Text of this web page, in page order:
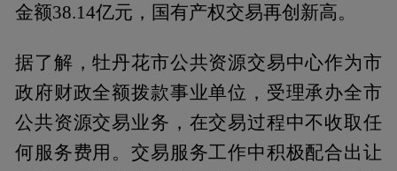
金额38.14亿元，国有产权交易再创新高。
据了解，牡丹花市公共资源交易中心作为市
政府财政全额拨款事业单位，受理承办全市
公共资源交易业务，在交易过程中不收取任
何服务费用。交易服务工作中积极配合出让